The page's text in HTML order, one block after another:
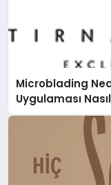
Microblading
Uygulaması Nasıl